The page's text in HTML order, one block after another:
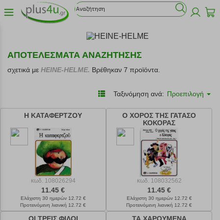
ΑΠΟΤΕΛΕΣΜΑΤΑ ΑΝΑΖΗΤΗΣΗΣ
σχετικά με HEINE-HELME. Βρέθηκαν 7 προϊόντα.
Ταξινόμηση ανά: Προεπιλογή
Η ΚΑΤΑΦΕΡΤΖΟΥ
κωδ. 108026294
11.45 €
Ελάχιστη 30 ημερών 12.72 €
Προτεινόμενη λιανική 12.72 €
Ο ΧΟΡΟΣ ΤΗΣ ΓΑΤΑΣΟ
ΚΟΚΟΡΑΣ
κωδ. 108032562
11.45 €
Ελάχιστη 30 ημερών 12.72 €
Προτεινόμενη λιανική 12.72 €